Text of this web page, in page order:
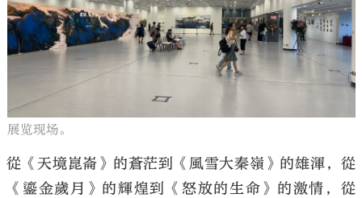
展览现场。
從《天境崑崙》的蒼茫到《風雪大秦嶺》的雄渾，從
《鎏金歲月》的輝煌到《怒放的生命》的激情，從